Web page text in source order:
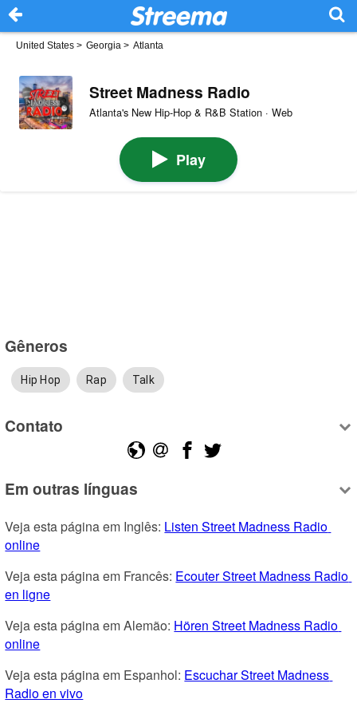
United States > Georgia > Atlanta
Street Madness Radio
Atlanta's New Hip-Hop & R&B Station · Web
Play
Gêneros
Hip Hop Rap Talk
Contato
Em outras línguas
Veja esta página em Inglês: Listen Street Madness Radio
online
Veja esta página em Francês: Ecouter Street Madness Radio
en ligne
Veja esta página em Alemão: Hören Street Madness Radio
online
Veja esta página em Espanhol: Escuchar Street Madness
Radio en vivo